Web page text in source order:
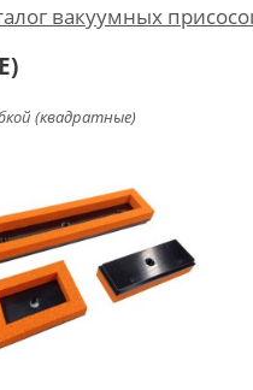
вакуумных
(квадратные)